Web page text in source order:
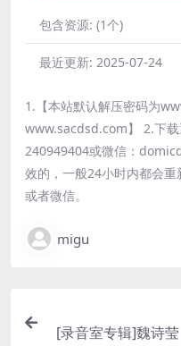
包含资源: (1个)
最近更新: 2025-07-24
1.【本站默认解压密码为
www.sacdsd.com】 2.下载
240949404或微信：
效的，一般24小时内都会
或者微信。
migu
[录音室专辑]魏诗